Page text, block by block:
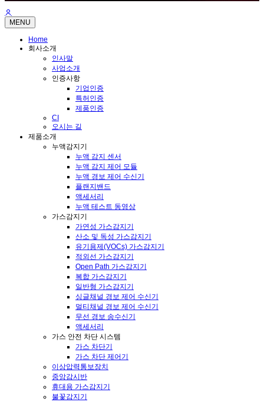
MENU
Home
회사소개
인사말
사업소개
인증사항
기업인증
특허인증
제품인증
CI
오시는 길
제품소개
누액감지기
누액 감지 센서
누액 감지 제어 모듈
누액 경보 제어 수신기
플랜지밴드
액세서리
누액 테스트 동영상
가스감지기
가연성 가스감지기
산소 및 독성 가스감지기
유기용제(VOCs) 가스감지기
적외선 가스감지기
Open Path 가스감지기
복합 가스감지기
일반형 가스감지기
싱글채널 경보 제어 수신기
멀티채널 경보 제어 수신기
무선 경보 송수신기
액세서리
가스 안전 차단 시스템
가스 차단기
가스 차단 제어기
이상압력통보장치
중앙감시반
휴대용 가스감지기
불꽃감지기